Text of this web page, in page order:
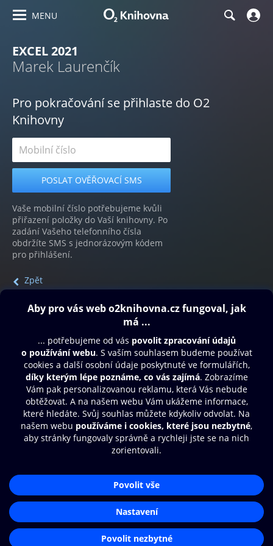
MENU
EXCEL 2021
Marek Laurenčík
Pro pokračování se přihlaste do O2
Knihovny
Vaše mobilní číslo potřebujeme kvůli
přiřazení položky do Vaší knihovny. Po
zadání Vašeho telefonního čísla
obdržíte SMS s jednorázovým kódem
pro přihlášení.
Zpět
Obsah ke stažení
Moje O2 Knihovna
Další zábava
© O2 Czech Republic a.s.
Přístupnost
Zásady zpracování osobních údajů
Nastavení cookies
Aplikace O2 Knihovna
Čti a poslouchej své e-knihy a
audioknihy rychleji a pohodlněji.